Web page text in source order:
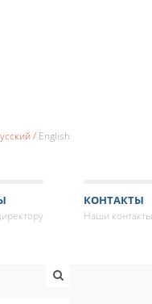
КОНТАКТЫ
Наши контакты
English